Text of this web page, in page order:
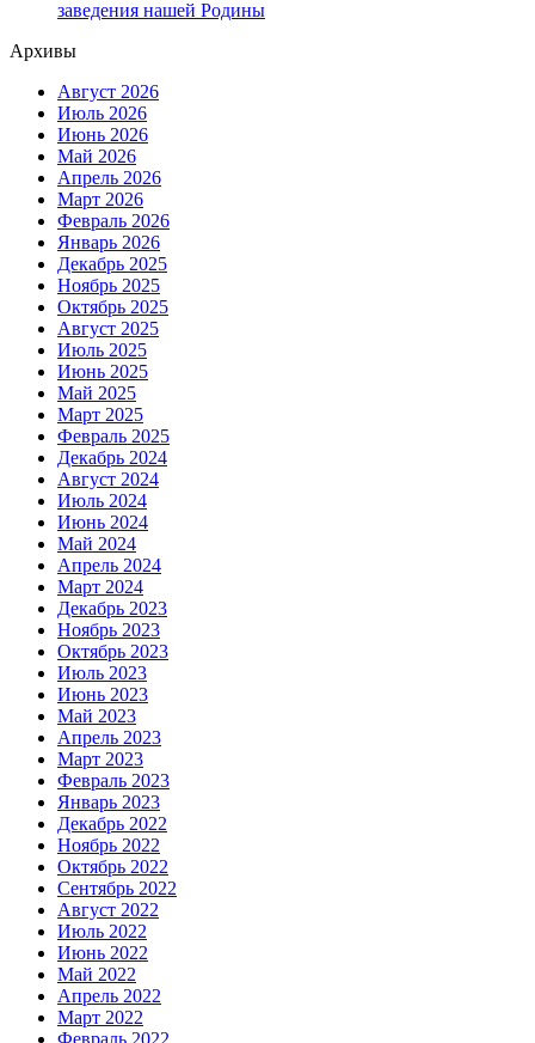
заведения нашей Родины
Архивы
Август 2026
Июль 2026
Июнь 2026
Май 2026
Апрель 2026
Март 2026
Февраль 2026
Январь 2026
Декабрь 2025
Ноябрь 2025
Октябрь 2025
Август 2025
Июль 2025
Июнь 2025
Май 2025
Март 2025
Февраль 2025
Декабрь 2024
Август 2024
Июль 2024
Июнь 2024
Май 2024
Апрель 2024
Март 2024
Декабрь 2023
Ноябрь 2023
Октябрь 2023
Июль 2023
Июнь 2023
Май 2023
Апрель 2023
Март 2023
Февраль 2023
Январь 2023
Декабрь 2022
Ноябрь 2022
Октябрь 2022
Сентябрь 2022
Август 2022
Июль 2022
Июнь 2022
Май 2022
Апрель 2022
Март 2022
Февраль 2022